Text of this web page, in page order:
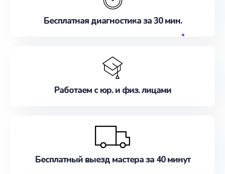
Бесплатная диагностика за 30 мин.
Работаем с юр. и физ. лицами
Бесплатный выезд мастера за 40 минут